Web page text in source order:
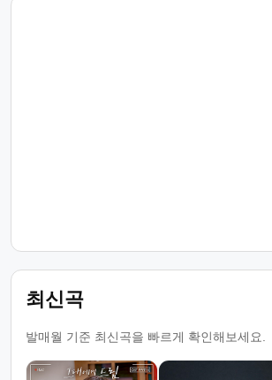
최신곡
발매월 기준 최신곡을 빠르게 확인해보세요.